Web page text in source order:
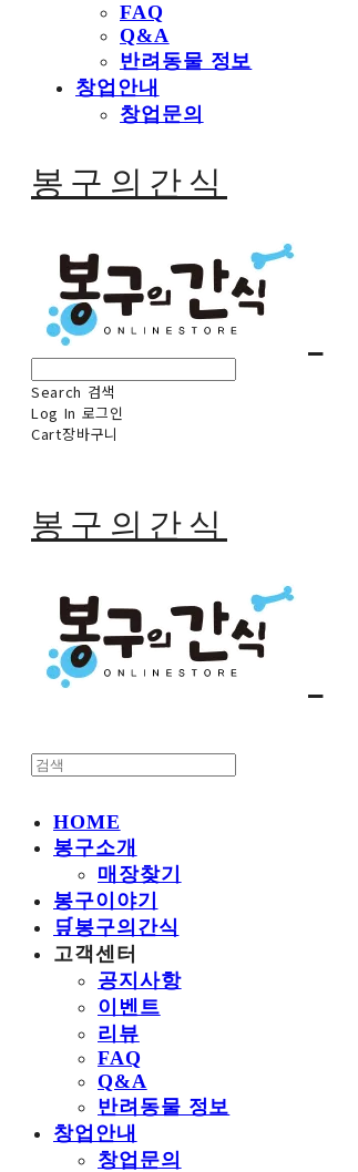
FAQ
Q&A
반려동물 정보
창업안내
창업문의
봉구의간식
Search 검색
Log In 로그인
Cart장바구니
봉구의간식
HOME
봉구소개
매장찾기
봉구이야기
🛒봉구의간식
고객센터
공지사항
이벤트
리뷰
FAQ
Q&A
반려동물 정보
창업안내
창업문의